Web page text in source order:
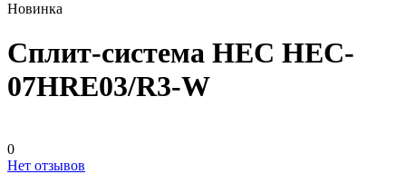
Новинка
Сплит-система HEC HEC-
07HRE03/R3-W
0
Нет отзывов